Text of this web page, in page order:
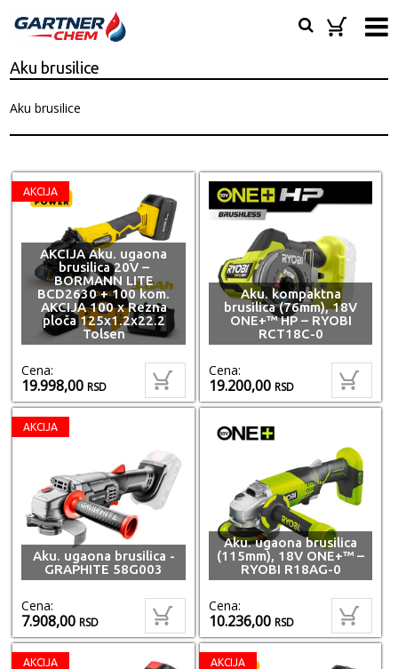
Aku brusilice
Aku brusilice
AKCIJA
AKCIJA Aku. ugaona
brusilica 20V –
BORMANN LITE
BCD2630 + 100 kom.
AKCIJA 100 x Rezna
ploča 125x1.2x22.2
Tolsen
Cena:
19.998,00RSD
Aku. kompaktna
brusilica (76mm), 18V
ONE+™ HP – RYOBI
RCT18C-0
Cena:
19.200,00RSD
AKCIJA
Aku. ugaona brusilica -
GRAPHITE 58G003
Cena:
7.908,00RSD
Aku. ugaona brusilica
(115mm), 18V ONE+™ –
RYOBI R18AG-0
Cena:
10.236,00RSD
AKCIJA AKCIJA